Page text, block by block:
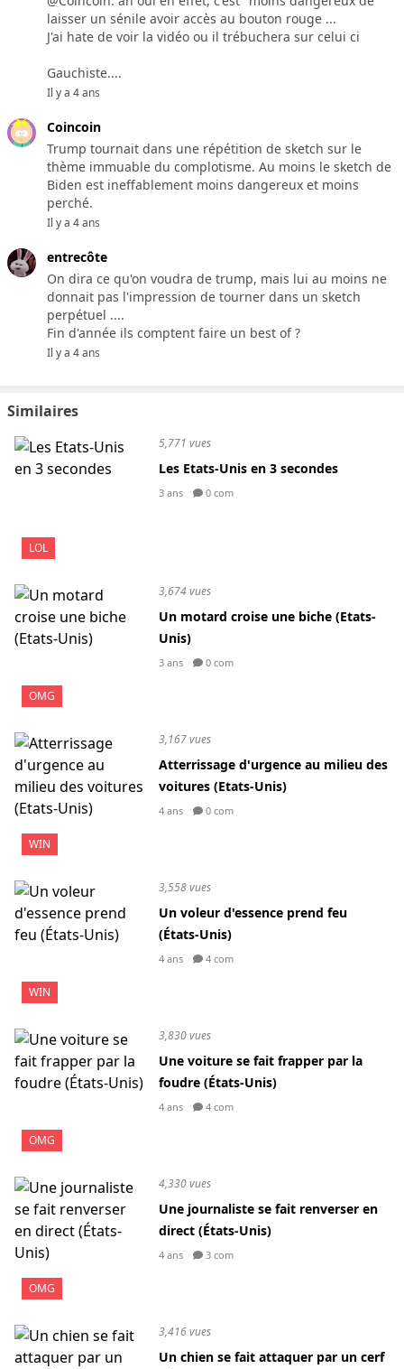
laisser un sénile avoir accès au bouton rouge ...
J'ai hate de voir la vidéo ou il trébuchera sur celui ci
Gauchiste....
Il y a 4 ans
Coincoin
Trump tournait dans une répétition de sketch sur le
thème immuable du complotisme. Au moins le sketch de
Biden est ineffablement moins dangereux et moins
perché.
Il y a 4 ans
entrecôte
On dira ce qu'on voudra de trump, mais lui au moins ne
donnait pas l'impression de tourner dans un sketch
perpétuel ....
Fin d'année ils comptent faire un best of ?
Il y a 4 ans
Similaires
LOL
5,771 vues
Les Etats-Unis en 3 secondes
3 ans 0 com
OMG
3,674 vues
Un motard croise une biche (Etats-
Unis)
3 ans 0 com
WIN
3,167 vues
Atterrissage d'urgence au milieu des
voitures (Etats-Unis)
4 ans 0 com
WIN
3,558 vues
Un voleur d'essence prend feu
(États-Unis)
4 ans 4 com
OMG
3,830 vues
Une voiture se fait frapper par la
foudre (États-Unis)
4 ans 4 com
OMG
4,330 vues
Une journaliste se fait renverser en
direct (États-Unis)
4 ans 3 com
3,416 vues
Un chien se fait attaquer par un cerf